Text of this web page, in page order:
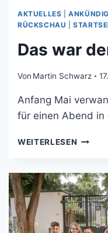
AKTUELLES |
RÜCKSCHAU |
Das war
Von Martin Schwarz
Anfang Mai
für einen Abend in
WEITERLESEN